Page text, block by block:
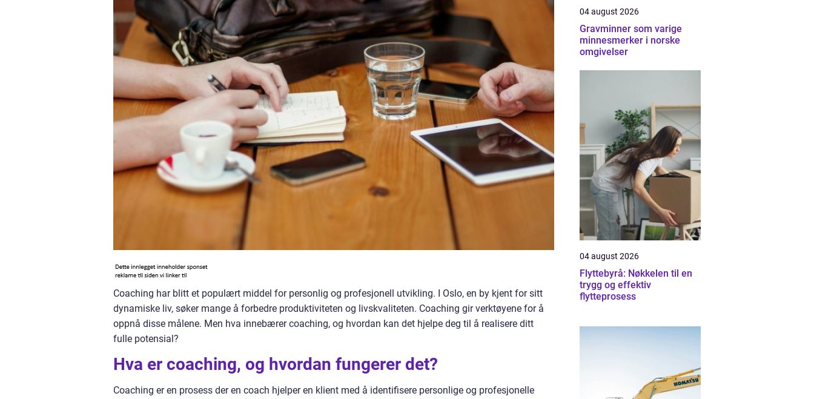
Coaching har blitt et populært middel for personlig og profesjonell utvikling. I Oslo, en by kjent for sitt
dynamiske liv, søker mange å forbedre produktiviteten og livskvaliteten. Coaching gir verktøyene for å
oppnå disse målene. Men hva innebærer coaching, og hvordan kan det hjelpe deg til å realisere ditt
fulle potensial?
Hva er coaching, og hvordan fungerer det?
Coaching er en prosess der en coach hjelper en klient med å identifisere personlige og profesjonelle
04 august 2026
Gravminner som varige
minnesmerker i norske
omgivelser
04 august 2026
Flyttebyrå: Nøkkelen til en
trygg og effektiv
flytteprosess